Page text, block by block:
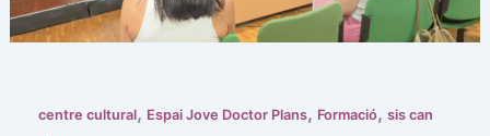
centre cultural, Espai Jove Doctor Plans, Formació, sis can